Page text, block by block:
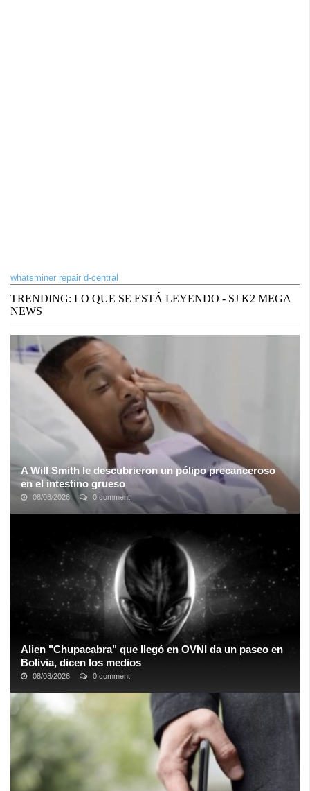
whatsminer repair d-central
TRENDING: LO QUE SE ESTÁ LEYENDO - SJ K2 MEGA
NEWS
A Will Smith le descubrieron un pólipo precanceroso
en el intestino grueso
08/08/2026 0 comment
Will Smith (51) subió un video donde se lo ve momentos antes de
Alien "Chupacabra" que llegó en OVNI da un paseo en
Bolivia, dicen los medios
08/08/2026 0 comment
Según los informes, el presunto extraterrestre solo dejó círculos
en la hierba en el lugar del que supuestamente partió hacia un
destino desconocido ...